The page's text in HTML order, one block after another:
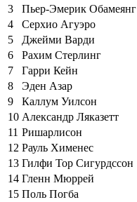
3
Пьер-Эмерик Обамеянг
4
Серхио Агуэро
5
Джейми Варди
6
Рахим Стерлинг
7
Гарри Кейн
8
Эден Азар
9
Каллум Уилсон
10 Александр Ляказетт
11 Ришарлисон
12 Рауль Хименес
13 Гилфи Тор Сигурдссон
14 Гленн Мюррей
15 Поль Погба